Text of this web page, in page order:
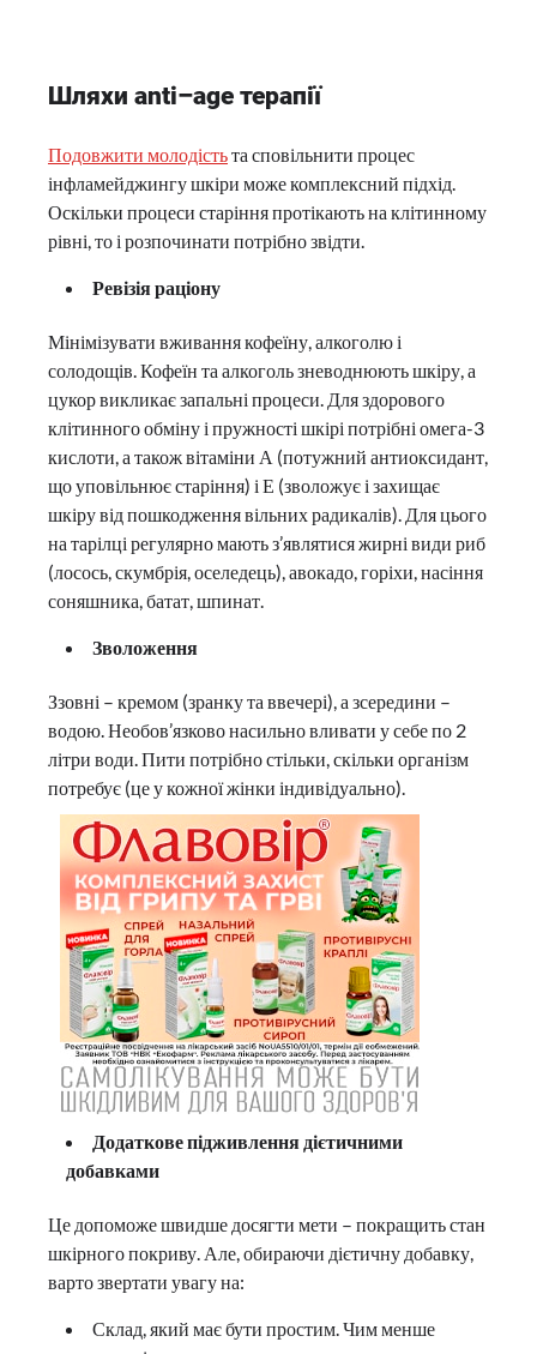
Шляхи anti–age терапії
Подовжити молодістьта сповільнити процес
інфламейджингу шкіри може комплексний підхід.
Оскільки процеси старіння протікають на клітинному
рівні, то і розпочинати потрібно звідти.
Ревізія раціону
Мінімізувати вживання кофеїну, алкоголю і
солодощів. Кофеїн та алкоголь зневоднюють шкіру, а
цукор викликає запальні процеси. Для здорового
клітинного обміну і пружності шкірі потрібні омега-3
кислоти, а також вітаміни А (потужний антиоксидант,
що уповільнює старіння) і Е (зволожує і захищає
шкіру від пошкодження вільних радикалів). Для цього
на тарілці регулярно мають з’являтися жирні види риб
(лосось, скумбрія, оселедець), авокадо, горіхи, насіння
соняшника, батат, шпинат.
Зволоження
Ззовні – кремом (зранку та ввечері), а зсередини –
водою. Необов’язково насильно вливати у себе по 2
літри води. Пити потрібно стільки, скільки організм
потребує (це у кожної жінки індивідуально).
Додаткове підживлення дієтичними
добавками
Це допоможе швидше досягти мети – покращить стан
шкірного покриву. Але, обираючи дієтичну добавку,
варто звертати увагу на:
Склад, який має бути простим. Чим менше